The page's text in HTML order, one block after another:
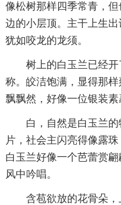
像松树那样四季常青，
边的小层顶。主干上生
犹如咬龙的龙须。
树上的白玉兰已经
称。皎洁饱满，显得那样
飘飘然，好像一位银装素
白，自然是白玉兰
片，社会主闪亮得像露
白玉兰好像一个芭蕾赏
风中吟唱。
含苞欲放的花骨朵